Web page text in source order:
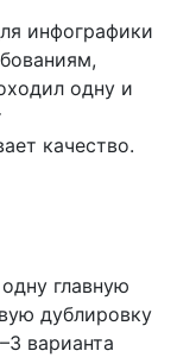
инфографики
одну и
качество.
главную
дублировку
варианта